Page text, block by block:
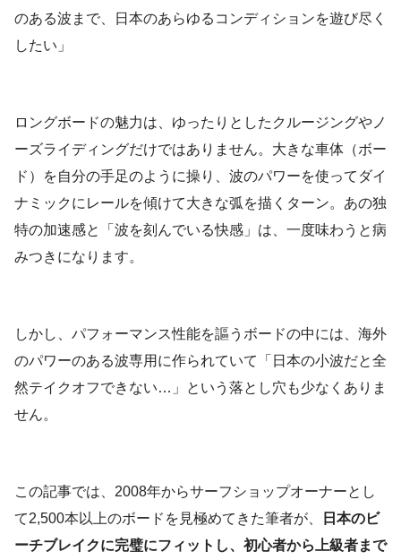
のある波まで、日本のあらゆるコンディションを遊び尽く
したい」
ロングボードの魅力は、ゆったりとしたクルージングやノ
ーズライディングだけではありません。大きな車体（ボー
ド）を自分の手足のように操り、波のパワーを使ってダイ
ナミックにレールを傾けて大きな弧を描くターン。あの独
特の加速感と「波を刻んでいる快感」は、一度味わうと病
みつきになります。
しかし、パフォーマンス性能を謳うボードの中には、海外
のパワーのある波専用に作られていて「日本の小波だと全
然テイクオフできない…」という落とし穴も少なくありま
せん。
この記事では、2008年からサーフショップオーナーとし
て2,500本以上のボードを見極めてきた筆者が、
日本のビ
ーチブレイクに完璧にフィットし、初心者から上級者まで